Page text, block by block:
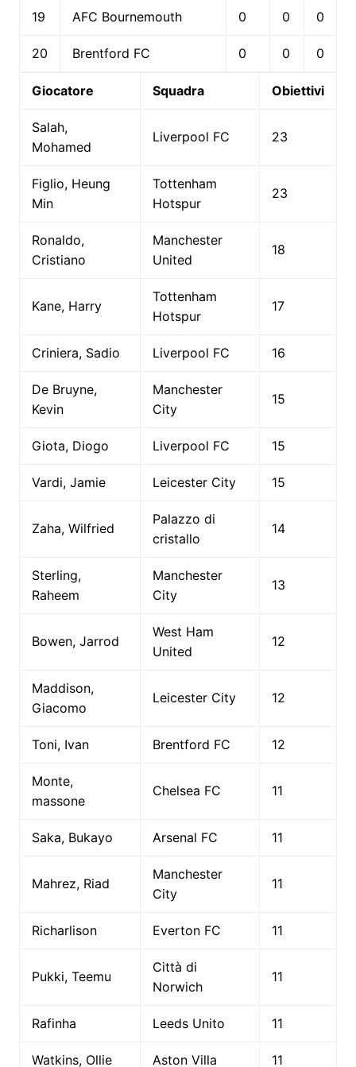
19 AFC Bournemouth 0 0 0
20 Brentford FC 0 0 0
Giocatore Squadra Obiettivi
Salah,
Mohamed
Liverpool FC 23
Figlio, Heung
Min
Tottenham
Hotspur
23
Ronaldo,
Cristiano
Manchester
United
18
Kane, Harry
Tottenham
Hotspur
17
Criniera, Sadio Liverpool FC 16
De Bruyne,
Kevin
Manchester
City
15
Giota, Diogo Liverpool FC 15
Vardi, Jamie Leicester City 15
Zaha, Wilfried
Palazzo di
cristallo
14
Sterling,
Raheem
Manchester
City
13
Bowen, Jarrod
West Ham
United
12
Maddison,
Giacomo
Leicester City 12
Toni, Ivan Brentford FC 12
Monte,
massone
Chelsea FC 11
Saka, Bukayo Arsenal FC 11
Mahrez, Riad
Manchester
City
11
Richarlison Everton FC 11
Pukki, Teemu
Città di
Norwich
11
Rafinha Leeds Unito 11
Watkins, Ollie Aston Villa 11